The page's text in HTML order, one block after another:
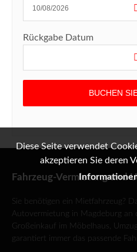
Rückgabe Datum
Fahrzeug-Vermietung und
Sie benötigen ein Mietfahrzeug?
Autovermietung in Magdeburg an
Großeinkauf im Möbelhaus,
garantiert immer das passende
Diese Seite verwendet
akzeptieren Sie deren